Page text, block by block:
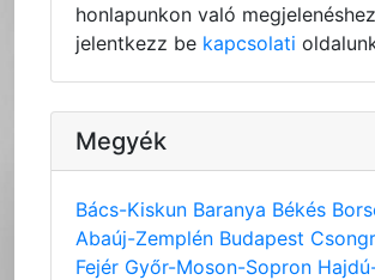
honlapunkon való
jelentkezz be kapcsolati
Megyék
Bács-Kiskun Baranya Békés
Abaúj-Zemplén Budapest
Fejér Győr-Moson-Sopron